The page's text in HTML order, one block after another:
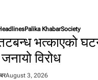
ङ
ला
ई
चे
सु
न
क्रि
Palika KhabarSociety
भत्काएको
विरोध
August 3, 2026